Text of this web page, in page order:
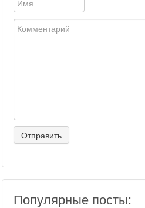
Популярные посты: